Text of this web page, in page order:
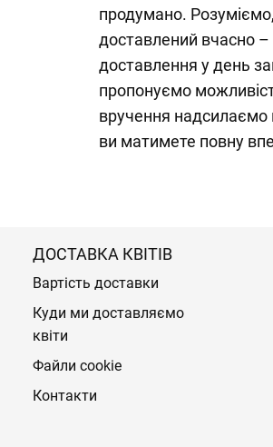
продумано.
доставлений вчасно
доставлення у день
пропонуємо
вручення
ви матимете повну
ДОСТАВКА КВІТІВ
Вартість доставки
Куди ми доставляємо
квіти
Файли cookie
Контакти